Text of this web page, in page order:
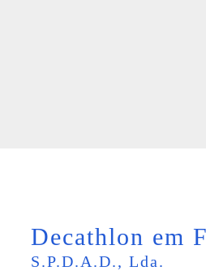
Decathlon em
S.P.D.A.D., Lda.